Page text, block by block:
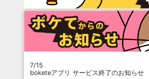
7/15
boketeアプリ サービス終了のお知らせ